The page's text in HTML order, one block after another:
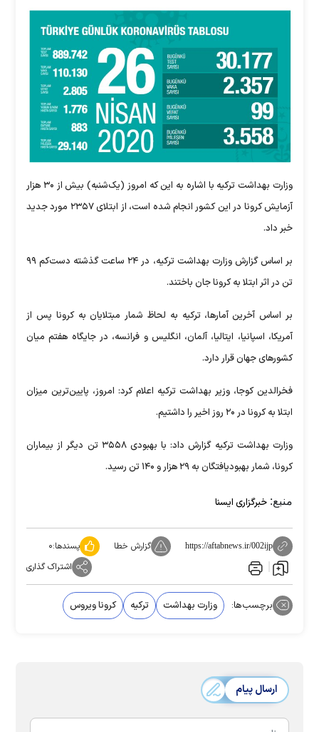
وزارت بهداشت ترکیه با اشاره به این که امروز (یک‌شنبه) بیش از ۳۰ هزار
آزمایش کرونا در این کشور انجام شده است، از ابتلای ۲۳۵۷ مورد جدید
خبر داد.
بر اساس گزارش وزارت بهداشت ترکیه، در ۲۴ ساعت گذشته دست‌کم ۹۹
تن در اثر ابتلا به کرونا جان باختند.
بر اساس آخرین آمارها، ترکیه به لحاظ شمار مبتلایان به کرونا پس از
آمریکا، اسپانیا، ایتالیا، آلمان، انگلیس و فرانسه، در جایگاه هفتم میان
کشورهای جهان قرار دارد.
فخرالدین کوجا، وزیر بهداشت ترکیه اعلام کرد: امروز، پایین‌ترین میزان
ابتلا به کرونا در ۲۰ روز اخیر را داشتیم.
وزارت بهداشت ترکیه گزارش داد: با بهبودی ۳۵۵۸ تن دیگر از بیماران
کرونا، شمار بهبودیافتگان به ۲۹ هزار و ۱۴۰ تن رسید.
منبع: خبرگزاری ایسنا
https://aftabnews.ir/002ijp گزارش خطا پسندها:۰
اشتراک گذاری
برچسب‌ها: وزارت بهداشت ترکیه کرونا ویروس
ارسال پیام